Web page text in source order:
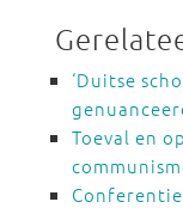
‘Duitse
Toeval en